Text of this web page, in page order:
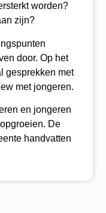
worden?
zijn?
door. Op het
gesprekken met
met jongeren.
en jongeren
De
handvatten